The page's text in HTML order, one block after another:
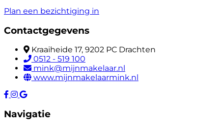
Plan een bezichtiging in
Contactgegevens
Kraaiheide 17, 9202 PC Drachten
0512 - 519 100
mink@mijnmakelaar.nl
www.mijnmakelaarmink.nl
Navigatie